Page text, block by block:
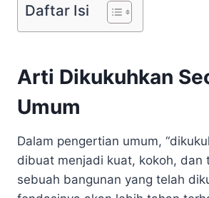
Daftar Isi
Arti Dikukuhkan
Umum
Dalam pengertian umum,
dibuat menjadi kuat, kokoh, dan
sebuah bangunan yang telah